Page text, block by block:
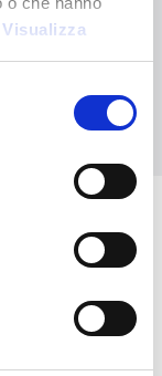
Visualizza
tu pedido